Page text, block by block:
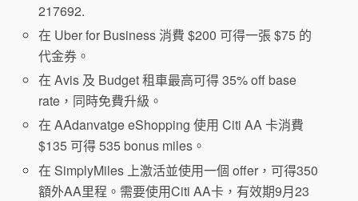
217692.
在 Uber for Business 消費 $200 可得一張 $75 的
代金券。
在 Avis 及 Budget 租車最高可得 35% off base
rate，同時免費升級。
在 AAdanvatge eShopping 使用 Citi AA 卡消費
$135 可得 535 bonus miles。
在 SimplyMiles 上激活並使用一個 offer，可得350
額外AA里程。需要使用Citi AA卡，有效期9月23